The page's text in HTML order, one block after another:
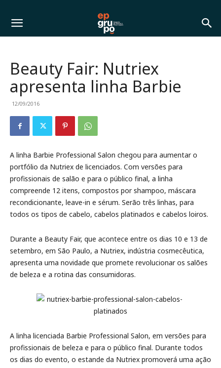
Beauty Fair: Nutriex
apresenta linha Barbie
12/09/2016
A linha Barbie Professional Salon chegou para aumentar o
portfólio da Nutriex de licenciados. Com versões para
profissionais de salão e para o público final, a linha
compreende 12 itens, compostos por shampoo, máscara
recondicionante, leave-in e sérum. Serão três linhas, para
todos os tipos de cabelo, cabelos platinados e cabelos loiros.
Durante a Beauty Fair, que acontece entre os dias 10 e 13 de
setembro, em São Paulo, a Nutriex, indústria cosmecêutica,
apresenta uma novidade que promete revolucionar os salões
de beleza e a rotina das consumidoras.
A linha licenciada Barbie Professional Salon, em versões para
profissionais de beleza e para o público final. Durante todos
os dias do evento, o estande da Nutriex promoverá uma ação